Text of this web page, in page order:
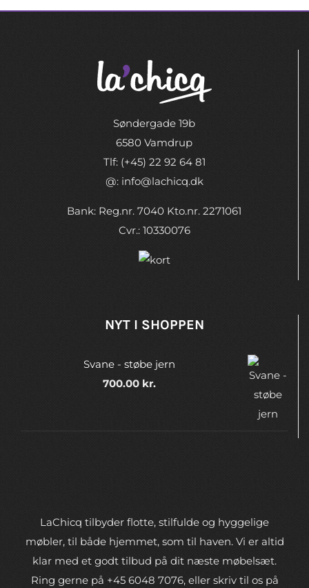
Søndergade 19b
6580 Vamdrup
Tlf: (+45) 22 92 64 81
@: info@lachicq.dk
Bank: Reg.nr. 7040 Kto.nr. 2271061
Cvr.: 10330076
NYT I SHOPPEN
Svane - støbe jern
700.00 kr.
LaChicq tilbyder flotte, stilfulde og hyggelige
møbler, til både hjemmet, som til haven. Vi er altid
klar med et godt tilbud på dit næste møbelsæt.
Ring gerne på +45 6048 7076, eller skriv til os på